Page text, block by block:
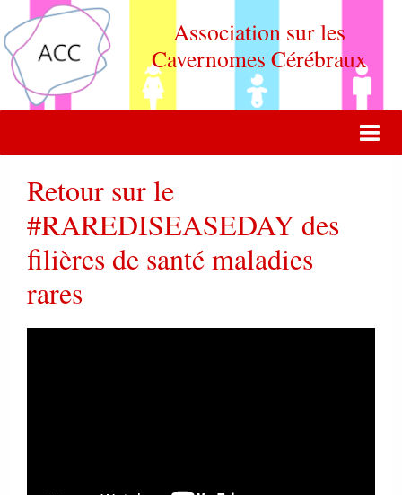
Association sur les
Cavernomes Cérébraux
Retour sur le
#RAREDISEASEDAY des
filières de santé maladies
rares